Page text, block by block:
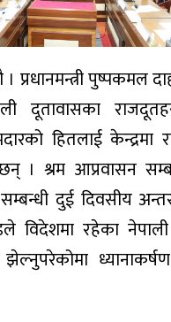
प्रधानमन्त्री पुष्पकमल
दूतावासका
हितलाई केन्द्रमा
। श्रम आप्रवासन
दुई दिवसीय
विदेशमा रहेका